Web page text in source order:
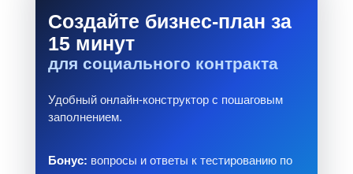
Создайте бизнес-план за
15 минут
для социального контракта
Удобный онлайн-конструктор с пошаговым
заполнением.
Бонус: вопросы и ответы к тестированию по